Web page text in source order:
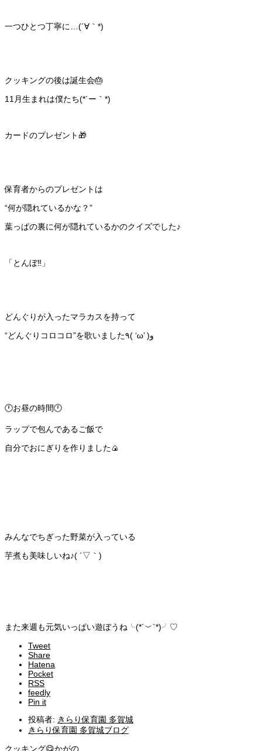
一つひとつ丁寧に…(´∀｀*)
クッキングの後は誕生会🎂
11月生まれは僕たち(*´ー｀*)
カードのプレゼント🎁
保育者からのプレゼントは
“何が隠れているかな？”
葉っぱの裏に何が隠れているかのクイズでした♪
「とんぼ‼︎」
どんぐりが入ったマラカスを持って
“どんぐりコロコロ”を歌いました٩( ‘ω’ )و
🕛お昼の時間🕛
ラップで包んであるご飯で
自分でおにぎりを作りました🍙
みんなでちぎった野菜が入っている
芋煮も美味しいね♪( ´▽｀)
また来週も元気いっぱい遊ぼうね╰(*´︶`*)╯♡
Tweet
Share
Hatena
Pocket
RSS
feedly
Pin it
投稿者: きらり保育園 多賀城
きらり保育園 多賀城ブログ
クッキング😋かがの